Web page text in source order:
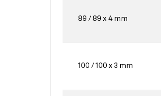
89 / 89 x 4 mm
100 / 100 x 3 mm